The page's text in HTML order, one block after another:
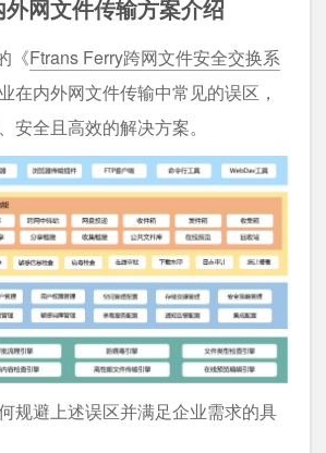
网文件传输方案介绍
《Ftrans Ferry跨网文件安全交换系
在内外网文件传输中常见的误区，
安全且高效的解决方案。
规避上述误区并满足企业需求的具